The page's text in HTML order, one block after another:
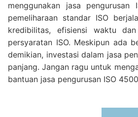
menggunakan jasa
pemeliharaan standar ISO
kredibilitas, efisiensi waktu
persyaratan ISO. Meskipun ada
demikian, investasi dalam jasa
panjang. Jangan ragu untuk
bantuan jasa pengurusan ISO